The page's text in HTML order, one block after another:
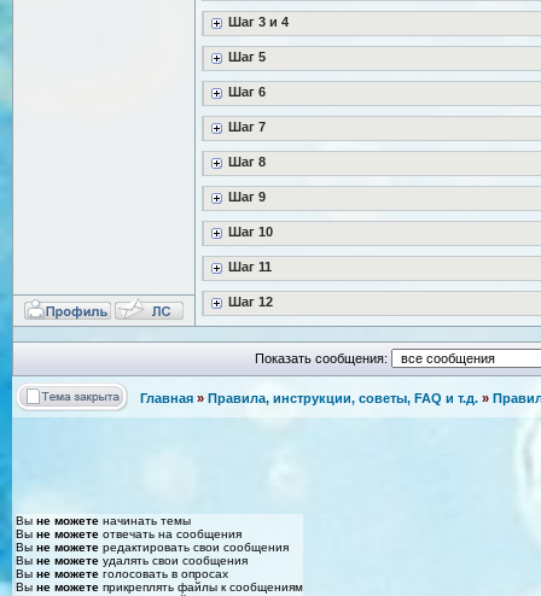
Шаг 3 и 4
Шаг 5
Шаг 6
Шаг 7
Шаг 8
Шаг 9
Шаг 10
Шаг 11
Шаг 12
Показать сообщения:
Главная » Правила, инструкции, советы, FAQ и т.д. »
Вы не можете начинать темы
Вы не можете отвечать на сообщения
Вы не можете редактировать свои сообщения
Вы не можете удалять свои сообщения
Вы не можете голосовать в опросах
Вы не можете прикреплять файлы к сообщениям